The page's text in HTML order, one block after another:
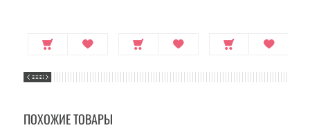
ПОХОЖИЕ ТОВАРЫ